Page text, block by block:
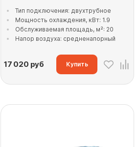
Тип подключения: двухтрубное
Мощность охлаждения, кВт: 1.9
Обслуживаемая площадь, м²: 20
Напор воздуха: средненапорный
17 020 руб Купить